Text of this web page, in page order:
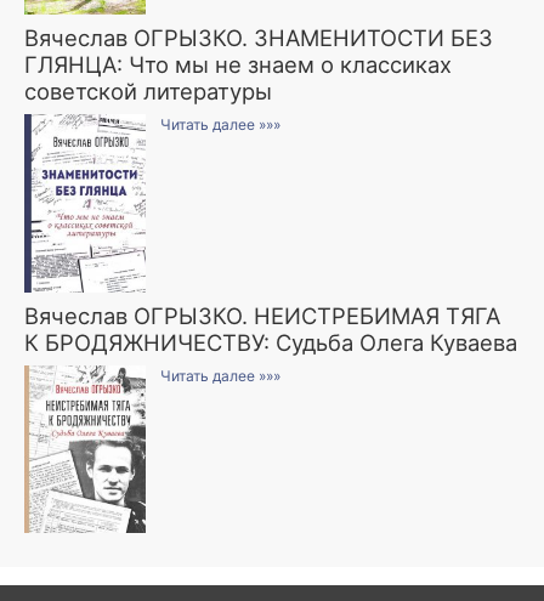
Вячеслав ОГРЫЗКО. ЗНАМЕНИТОСТИ БЕЗ
ГЛЯНЦА: Что мы не знаем о классиках
советской литературы
Читать далее »»»
Вячеслав ОГРЫЗКО. НЕИСТРЕБИМАЯ ТЯГА
К БРОДЯЖНИЧЕСТВУ: Судьба Олега Куваева
Читать далее »»»